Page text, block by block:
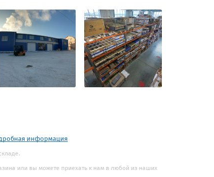
информация
или вы можете приехать к нам в любой из наших